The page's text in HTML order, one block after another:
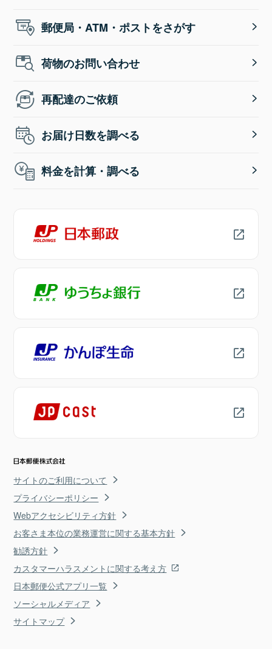
郵便局・ATM・ポストをさがす
荷物のお問い合わせ
再配達のご依頼
お届け日数を調べる
料金を計算・調べる
サイトのご利用について
プライバシーポリシー
Webアクセシビリティ方針
お客さま本位の業務運営に関する基本方針
勧誘方針
カスタマーハラスメントに関する考え方
日本郵便公式アプリ一覧
ソーシャルメディア
サイトマップ